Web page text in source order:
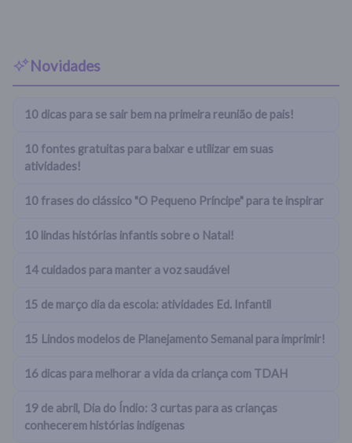
Novidades
10 dicas para se sair bem na primeira reunião de pais!
10 fontes gratuitas para baixar e utilizar em suas
atividades!
10 frases do clássico "O Pequeno Príncipe" para te inspirar
10 lindas histórias infantis sobre o Natal!
14 cuidados para manter a voz saudável
15 de março dia da escola: atividades Ed. Infantil
15 Lindos modelos de Planejamento Semanal para imprimir!
16 dicas para melhorar a vida da criança com TDAH
19 de abril, Dia do Índio: 3 curtas para as crianças
conhecerem histórias indígenas